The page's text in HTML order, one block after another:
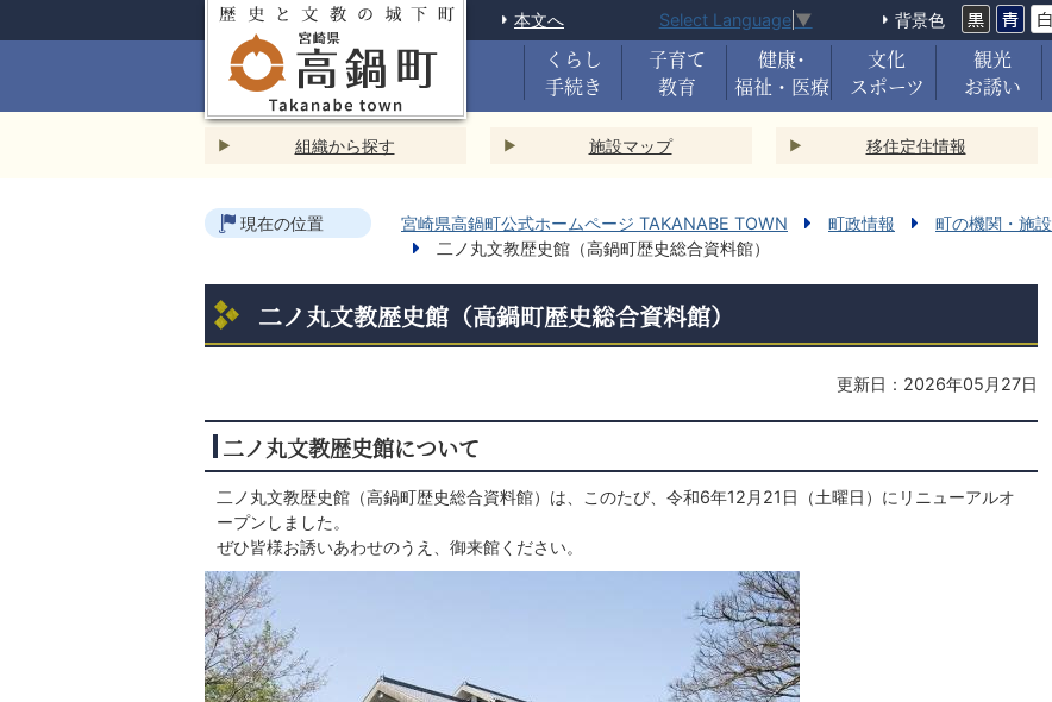
本文へ Select Language ▼ 背景色
くらし
手続き
子育て
教育
健康･
福祉・医療
文化
スポーツ
観光
お誘い
組織から探す 施設マップ 移住定住情報
現在の位置 宮崎県高鍋町公式ホームページ TAKANABE TOWN 町政情報
町の機関・施設
二ノ丸文教歴史館（高鍋町歴史総合資料館）
二ノ丸文教歴史館（高鍋町歴史総合資料館）
更新日：2026年05月27日
二ノ丸文教歴史館について
二ノ丸文教歴史館（高鍋町歴史総合資料館）は、このたび、令和6年12月21日（土曜日）にリニューアルオ
ープンしました。
ぜひ皆様お誘いあわせのうえ、御来館ください。